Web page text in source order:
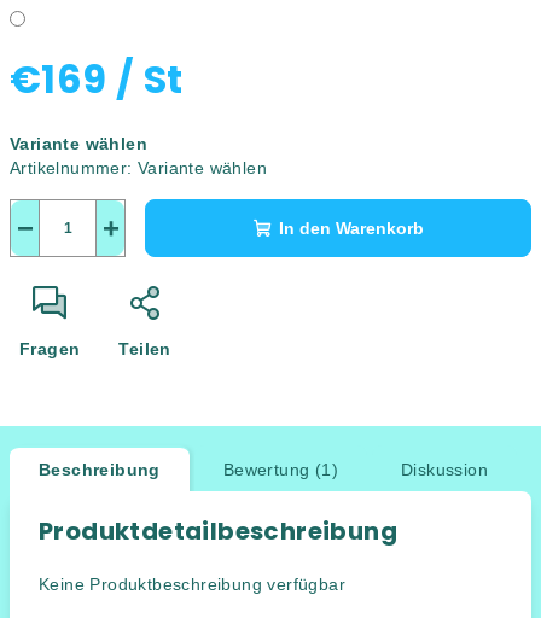
€169 / St
Variante wählen
Artikelnummer: Variante wählen
+
− In den Warenkorb
Fragen Teilen
Beschreibung Bewertung (1) Diskussion
Produktdetailbeschreibung
Keine Produktbeschreibung verfügbar